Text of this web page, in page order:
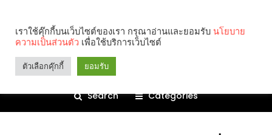
Search Categories
เราใช้คุ๊กกี้บนเว็บไซต์ของเรา กรุณาอ่านและยอมรับ นโยบาย
ความเป็นส่วนตัว เพื่อใช้บริการเว็บไซต์
ตัวเลือกคุ๊กกี้ ยอมรับ